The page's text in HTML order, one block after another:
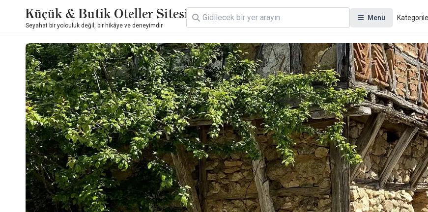
Küçük & Butik Oteller Sitesi
Seyahat bir yolculuk değil, bir hikâye ve deneyimdir
Menü